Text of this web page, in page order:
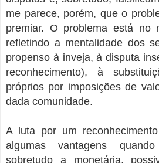
me parece, porém, que o
premiar. O problema está no
refletindo a mentalidade dos
propenso à inveja, à disputa
reconhecimento), à
próprios por imposições de
dada comunidade.
A luta por um
algumas vantagens
sobretudo a monetária,